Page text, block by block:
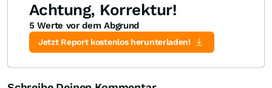
Knock-Out-Suche
Optionsschein-Suche
Zertifikate-Suche
Achtung, Korrektur!
5 Werte vor dem Abgrund
Jetzt Report kostenlos herunterladen!